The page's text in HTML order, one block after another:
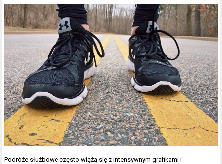
Podróże służbowe często wiążą się z intensywnym grafikami i